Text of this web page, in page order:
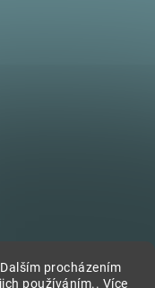
procházením
používáním.. Více